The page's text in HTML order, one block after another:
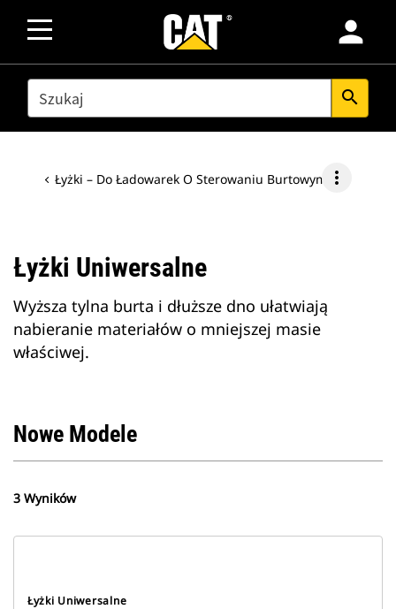
person
SEARCH search
Łyżki – Do Ładowarek O Sterowaniu Burtowym more_vert
Łyżki Uniwersalne
Wyższa tylna burta i dłuższe dno ułatwiają
nabieranie materiałów o mniejszej masie
właściwej.
Nowe Modele
3 Wyników
Łyżki Uniwersalne